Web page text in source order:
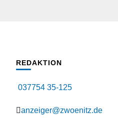
REDAKTION
037754 35-125
anzeiger@zwoenitz.de